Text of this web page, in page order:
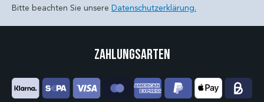
Bitte beachten Sie unsere Datenschutzerklärung.
Zahlungsarten